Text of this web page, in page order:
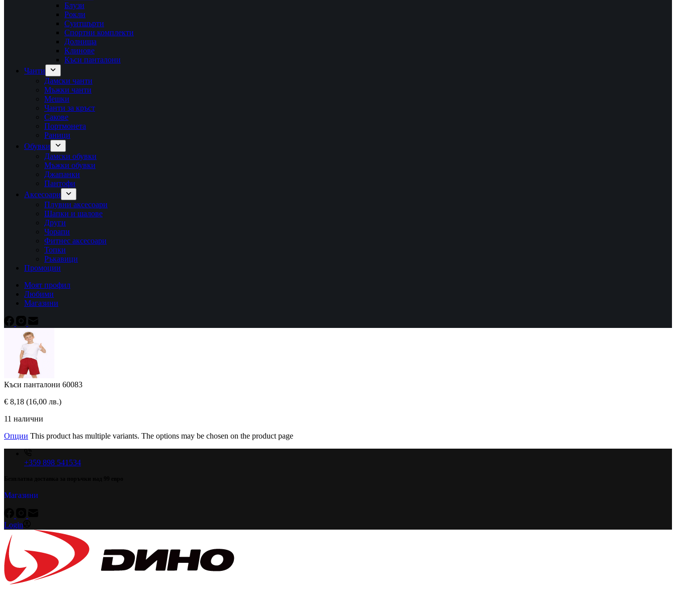
Блузи
Рокли
Суитшърти
Спортни комплекти
Долнища
Клинове
Къси панталони
Чанти
Дамски чанти
Мъжки чанти
Мешки
Чанти за кръст
Сакове
Портмонета
Раници
Обувки
Дамски обувки
Мъжки обувки
Джапанки
Пантофи
Аксесоари
Плувни аксесоари
Шапки и шалове
Други
Чорапи
Фитнес аксесоари
Топки
Ръкавици
Промоции
Моят профил
Любими
Магазини
Къси панталони 60083
€ 8,18 (16,00 лв.)
11 налични
Опции This product has multiple variants. The options may be chosen on the product page
+359 898 541534
Магазини
Login